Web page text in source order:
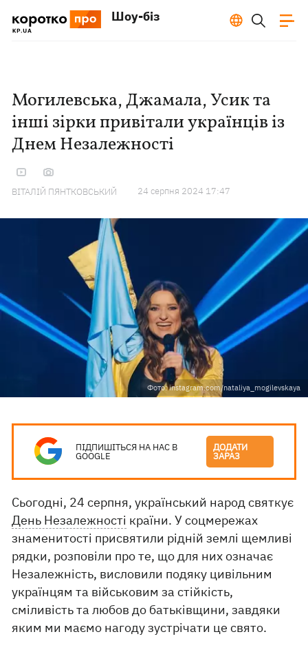
Шоу-біз
Могилевська, Джамала, Усик та
інші зірки привітали українців із
Днем Незалежності
ВІТАЛІЙ ПЯНТКОВСЬКИЙ 24 серпня 2024 17:47
Фото: instagram.com/nataliya_mogilevskaya
ПІДПИШІТЬСЯ НА НАС В
GOOGLE
ДОДАТИ
ЗАРАЗ
Сьогодні, 24 серпня, український народ святкує
День Незалежності країни. У соцмережах
знаменитості присвятили рідній землі щемливі
рядки, розповіли про те, що для них означає
Незалежність, висловили подяку цивільним
українцям та військовим за стійкість,
сміливість та любов до батьківщини, завдяки
яким ми маємо нагоду зустрічати це свято.